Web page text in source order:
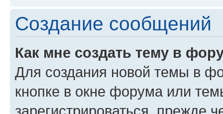
Создание сообщений
Как мне создать тему в
Для создания новой темы в
кнопке в окне форума или
зарегистрироваться, прежде